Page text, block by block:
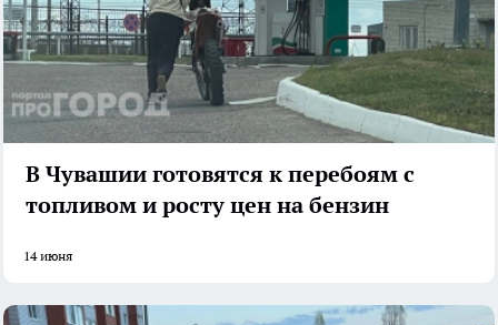
В Чувашии готовятся к перебоям с
топливом и росту цен на бензин
14 июня